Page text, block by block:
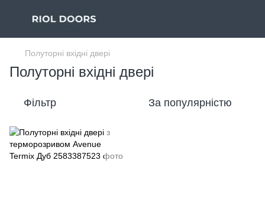
Полуторні вхідні двері
Полуторні вхідні двері
Фільтр За популярністю